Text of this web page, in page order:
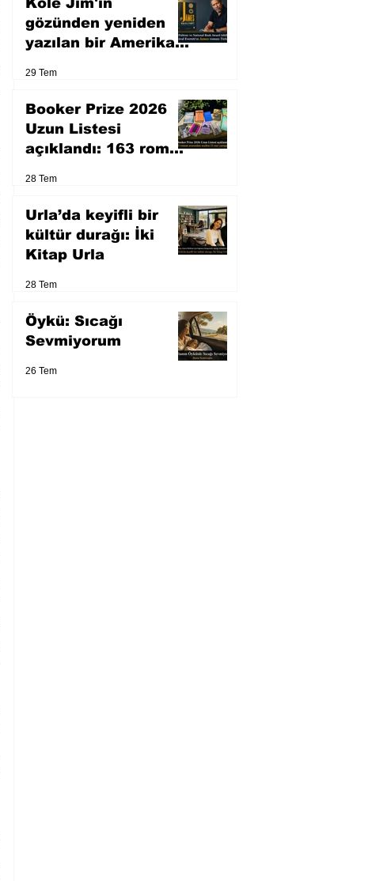
Köle Jim'in
gözünden yeniden
yazılan bir Amerikan
29 Tem
Booker Prize 2026
Uzun Listesi
açıklandı: 163 roman
28 Tem
Urla’da keyifli bir
kültür durağı: İki
Kitap Urla
28 Tem
Öykü: Sıcağı
Sevmiyorum
26 Tem